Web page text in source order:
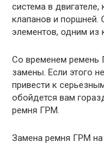
система в
клапанов и поршней.
элементов, одним из
Со временем ремень
замены. Если этого
привести к
обойдется вам
ремня ГРМ.
Замена ремня ГРМ